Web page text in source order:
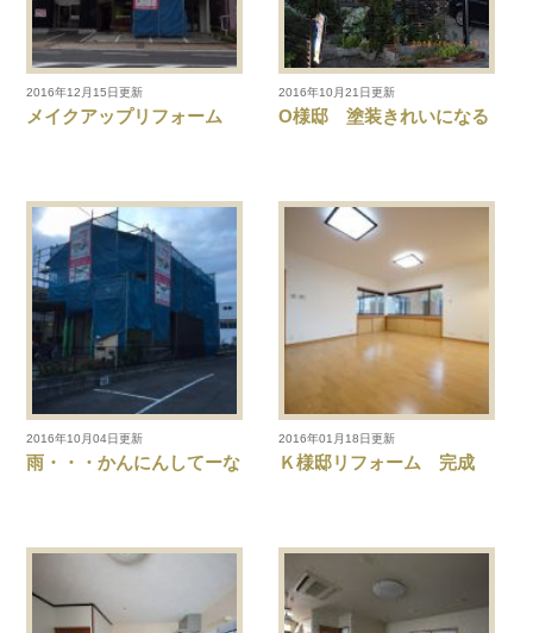
2016年12月15日更新
メイクアップリフォーム
2016年10月21日更新
O様邸 塗装きれいになる
2016年10月04日更新
雨・・・かんにんしてーな
2016年01月18日更新
Ｋ様邸リフォーム 完成